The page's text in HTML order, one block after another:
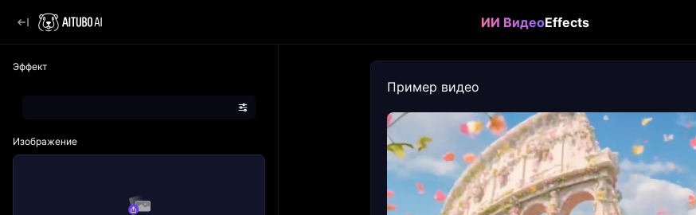
ИИ ВидеоEffects
Эффект
Изображение
Пример видео